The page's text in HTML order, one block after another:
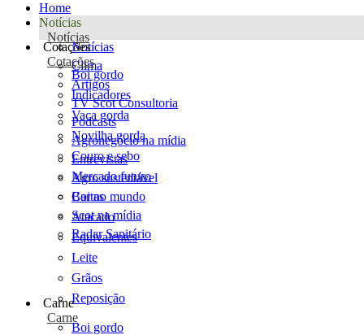
Home
Notícias
Notícias
Notícias
Clima
Artigos
TV Scot Consultoria
Podcasts
Agronegócio na mídia
Entrevistas
Agro sustentável
Cartas
Scot na mídia
Radar Sanitário
Cotações
Cotações
Boi gordo
Indicadores
Vaca gorda
Novilha gorda
Couro e sebo
Mercado futuro
Boi no mundo
Atacado
Equivalentes
Leite
Grãos
Reposição
Carne
Carne
Boi gordo